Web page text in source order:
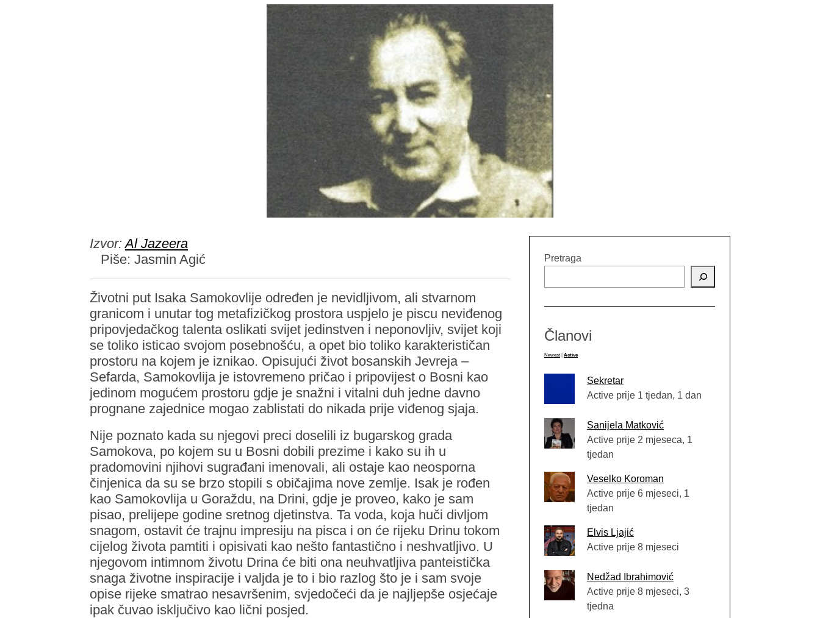
Izvor:Al Jazeera
Piše: Jasmin Agić
Životni put Isaka Samokovlije određen je nevidljivom, ali stvarnom
granicom i unutar tog metafizičkog prostora uspjelo je piscu neviđenog
pripovjedačkog talenta oslikati svijet jedinstven i neponovljiv, svijet koji
se toliko isticao svojom posebnošću, a opet bio toliko karakterističan
prostoru na kojem je iznikao. Opisujući život bosanskih Jevreja –
Sefarda, Samokovlija je istovremeno pričao i pripovijest o Bosni kao
jedinom mogućem prostoru gdje je snažni i vitalni duh jedne davno
prognane zajednice mogao zablistati do nikada prije viđenog sjaja.
Nije poznato kada su njegovi preci doselili iz bugarskog grada
Samokova, po kojem su u Bosni dobili prezime i kako su ih u
pradomovini njihovi sugrađani imenovali, ali ostaje kao neosporna
činjenica da su se brzo stopili s običajima nove zemlje. Isak je rođen
kao Samokovlija u Goraždu, na Drini, gdje je proveo, kako je sam
pisao, prelijepe godine sretnog djetinstva. Ta voda, koja huči divljom
snagom, ostavit će trajnu impresiju na pisca i on će rijeku Drinu tokom
cijelog života pamtiti i opisivati kao nešto fantastično i neshvatljivo. U
njegovom intimnom životu Drina će biti ona neuhvatljiva panteistička
snaga životne inspiracije i valjda je to i bio razlog što je i sam svoje
opise rijeke smatrao nesavršenim, svjedočeći da je najljepše osjećaje
ipak čuvao isključivo kao lični posjed.
Pretraga
Članovi
Newest Active
Sekretar
Active prije 1 tjedan, 1 dan
Sanijela Matković
Active prije 2 mjeseca, 1
tjedan
Veselko Koroman
Active prije 6 mjeseci, 1
tjedan
Elvis Ljajić
Active prije 8 mjeseci
Nedžad Ibrahimović
Active prije 8 mjeseci, 3
tjedna